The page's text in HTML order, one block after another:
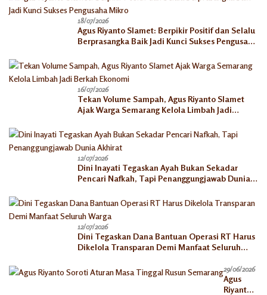
18/07/2026
Agus Riyanto Slamet: Berpikir Positif dan Selalu
Berprasangka Baik Jadi Kunci Sukses Pengusaha
16/07/2026
Tekan Volume Sampah, Agus Riyanto Slamet
Ajak Warga Semarang Kelola Limbah Jadi
12/07/2026
Dini Inayati Tegaskan Ayah Bukan Sekadar
Pencari Nafkah, Tapi Penanggungjawab Dunia
12/07/2026
Dini Tegaskan Dana Bantuan Operasi RT Harus
Dikelola Transparan Demi Manfaat Seluruh
29/06/2026
Agus
Riyanto